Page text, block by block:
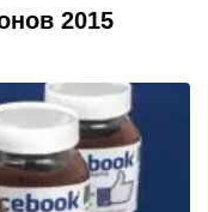
2015